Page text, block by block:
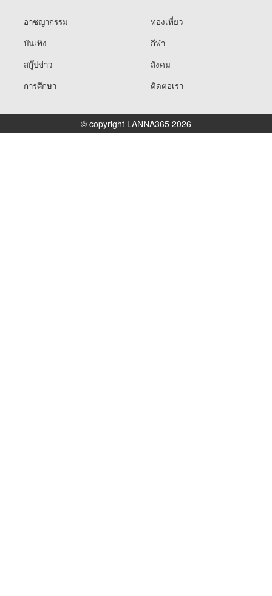
อาชญากรรม
ท่องเที่ยว
บันเทิง
กีฬา
สกู๊ปข่าว
สังคม
การศึกษา
ติดต่อเรา
© copyright LANNA365 2026